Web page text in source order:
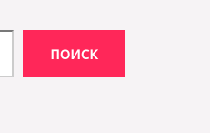
ПОИСК